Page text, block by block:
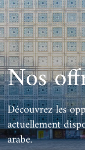
Nos
Découvrez les
actuellement
arabe.